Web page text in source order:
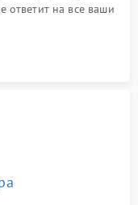
ответит на все ваши